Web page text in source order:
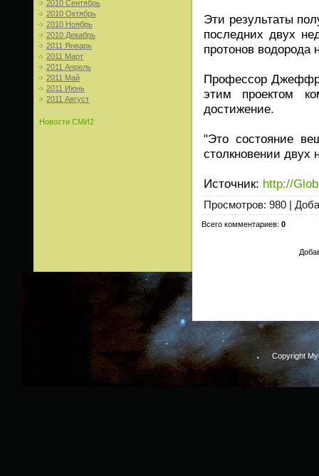
2010 Сентябрь
2010 Октябрь
2010 Ноябрь
2010 Декабрь
2011 Январь
2011 Март
2011 Апрель
2011 Май
2011 Июнь
2011 Август
Новости СМИ2
Эти результаты
последних двух
протонов водорода
Профессор
этим проектом
достижение.
"Это состояние
столкновении двух
Источник: http://
Просмотров: 980 |
Всего комментариев: 0
Copyright